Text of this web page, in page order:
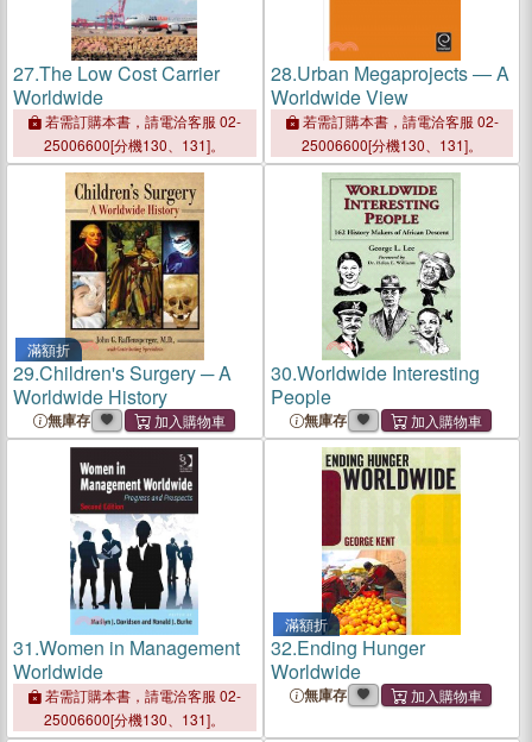
27.The Low Cost Carrier
Worldwide
若需訂購本書，請電洽客服 02-
25006600[分機130、131]。
28.Urban Megaprojects ― A
Worldwide View
若需訂購本書，請電洽客服 02-
25006600[分機130、131]。
滿額折
29.Children's Surgery ─ A
Worldwide History
無庫存
30.Worldwide Interesting
People
無庫存
31.Women in Management
Worldwide
若需訂購本書，請電洽客服 02-
25006600[分機130、131]。
滿額折
32.Ending Hunger
Worldwide
無庫存